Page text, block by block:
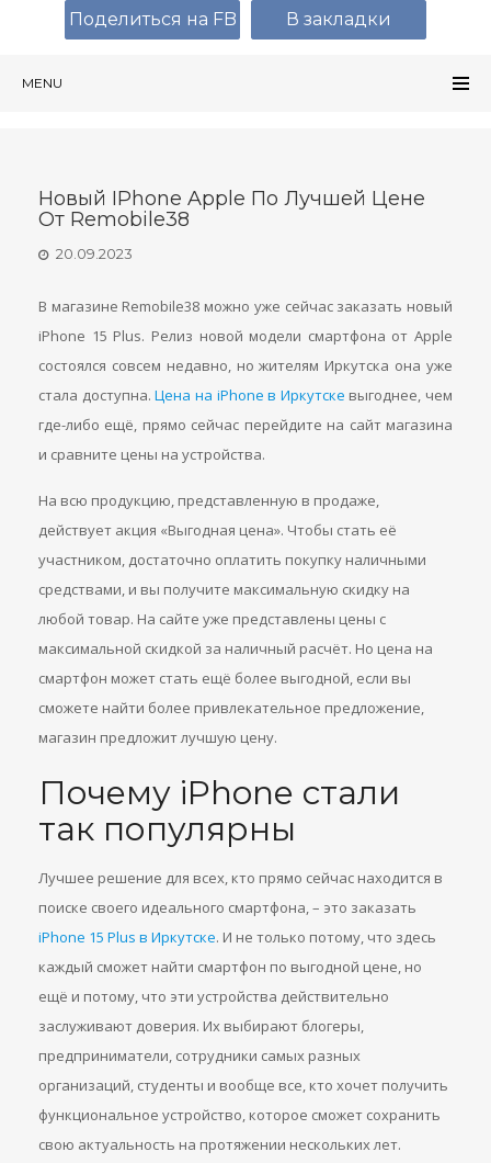
MENU
Новый IPhone Apple По Лучшей Цене
От Remobile38
20.09.2023
В магазине Remobile38 можно уже сейчас заказать новый
iPhone 15 Plus. Релиз новой модели смартфона от Apple
состоялся совсем недавно, но жителям Иркутска она уже
стала доступна.Цена на iPhone в Иркутске выгоднее, чем
где-либо ещё, прямо сейчас перейдите на сайт магазина
и сравните цены на устройства.
На всю продукцию, представленную в продаже,
действует акция «Выгодная цена». Чтобы стать её
участником, достаточно оплатить покупку наличными
средствами, и вы получите максимальную скидку на
любой товар. На сайте уже представлены цены с
максимальной скидкой за наличный расчёт. Но цена на
смартфон может стать ещё более выгодной, если вы
сможете найти более привлекательное предложение,
магазин предложит лучшую цену.
Почему iPhone стали
так популярны
Лучшее решение для всех, кто прямо сейчас находится в
поиске своего идеального смартфона, – это заказать
iPhone 15 Plus в Иркутске. И не только потому, что здесь
каждый сможет найти смартфон по выгодной цене, но
ещё и потому, что эти устройства действительно
заслуживают доверия. Их выбирают блогеры,
предприниматели, сотрудники самых разных
организаций, студенты и вообще все, кто хочет получить
функциональное устройство, которое сможет сохранить
свою актуальность на протяжении нескольких лет.
Поделиться на FB В закладки